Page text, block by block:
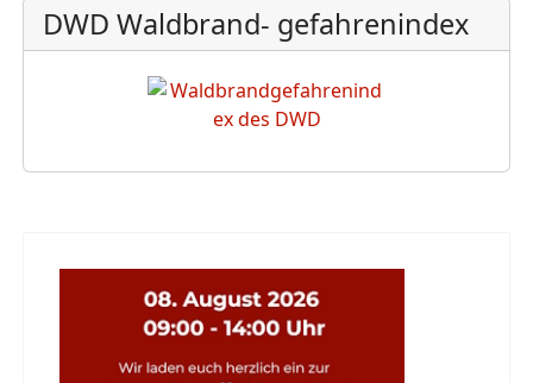
DWD Waldbrand- gefahrenindex